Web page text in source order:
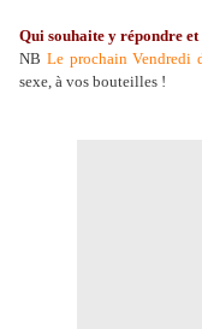
Qui souhaite y répondre
NB Le prochain Vendredi
sexe, à vos bouteilles !